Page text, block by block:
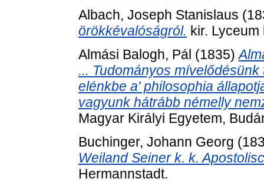
Albach, Joseph Stanislaus
örökkévalóságról. kir.
Almási Balogh, Pál (1835)
... Tudományos
elénkbe a' philosophia
vagyunk hátrább némelly
Magyar Királyi Egyetem,
Buchinger, Johann Georg
Weiland Seiner k. k.
Hermannstadt.